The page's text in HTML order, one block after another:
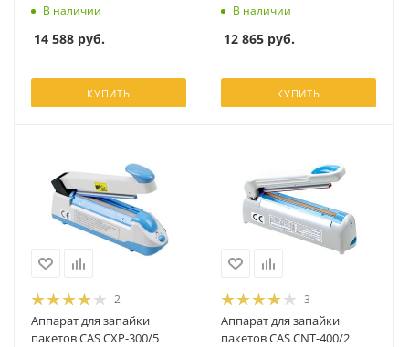
В наличии
14 588 руб.
КУПИТЬ
В наличии
12 865 руб.
КУПИТЬ
2
Аппарат для запайки
пакетов CAS CXP-300/5
3
Аппарат для запайки
пакетов CAS CNT-400/2